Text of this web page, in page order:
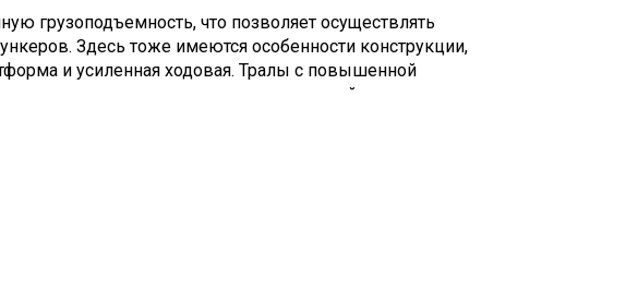
грузоподъемность, что позволяет осуществлять
Здесь тоже имеются особенности конструкции,
и усиленная ходовая. Тралы с повышенной
на передвижение по сложной местности,